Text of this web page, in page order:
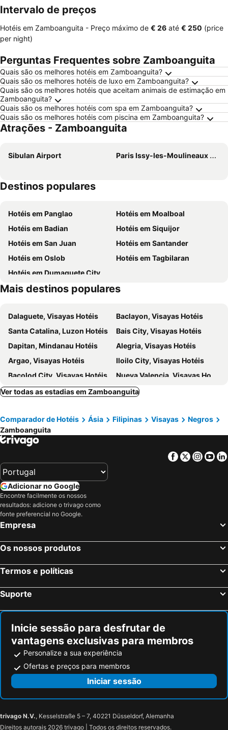
Intervalo de preços
Hotéis em Zamboanguita - Preço máximo de ‎€ 26 até ‎€ 250 (price
per night)
Perguntas Frequentes sobre Zamboanguita
Quais são os melhores hotéis em Zamboanguita?
Quais são os melhores hotéis de luxo em Zamboanguita?
Quais são os melhores hotéis que aceitam animais de estimação em
Zamboanguita?
Quais são os melhores hotéis com spa em Zamboanguita?
Quais são os melhores hotéis com piscina em Zamboanguita?
Atrações - Zamboanguita
Sibulan Airport Paris Issy-les-Moulineaux Airport
Destinos populares
Hotéis em Panglao
Hotéis em Moalboal
Hotéis em Badian
Hotéis em Siquijor
Hotéis em San Juan
Hotéis em Santander
Hotéis em Oslob
Hotéis em Tagbilaran
Hotéis em Dumaguete City
Mais destinos populares
Dalaguete, Visayas Hotéis
Baclayon, Visayas Hotéis
Santa Catalina, Luzon Hotéis
Bais City, Visayas Hotéis
Dapitan, Mindanau Hotéis
Alegria, Visayas Hotéis
Argao, Visayas Hotéis
Iloilo City, Visayas Hotéis
Bacolod City, Visayas Hotéis
Nueva Valencia, Visayas Hotéis
Roxas City, Visayas Hotéis
El Nido, Visayas Hotéis
Balabag, Visayas Hotéis
Panglao, Visayas Hotéis
Cebu City, Visayas Hotéis
Lapu-Lapu, Visayas Hotéis
General Luna, Mindanau Hotéis
Ver todas as estadias em Zamboanguita
Comparador de Hotéis Ásia Filipinas Visayas
Negros
Zamboanguita
Facebook
Twitter
Adicionar no Google
Encontre facilmente os nossos
resultados: adicione o trivago como
fonte preferencial no Google.
Empresa
Os nossos produtos
Termos e políticas
Suporte
Inicie sessão para desfrutar de
vantagens exclusivas para membros
Personalize a sua experiência
Ofertas e preços para membros
Iniciar sessão
trivago N.V., Kesselstraße 5 – 7, 40221 Düsseldorf, Alemanha
Direitos autorais 2026 trivago | Todos os direitos reservados.